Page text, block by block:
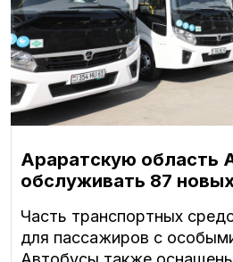
Араратскую область
обслуживать 87
Часть транспортных
для пассажиров с